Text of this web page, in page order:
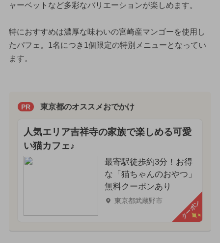
ャーベットなど多彩なバリエーションが楽しめます。
特におすすめは濃厚な味わいの宮崎産マンゴーを使用し
たパフェ。1名につき1個限定の特別メニューとなってい
ます。
PR 東京都のオススメおでかけ
人気エリア吉祥寺の家族で楽しめる可愛
い猫カフェ♪
最寄駅徒歩約3分！お得
な「猫ちゃんのおやつ」
無料クーポンあり
東京都武蔵野市 クーポン